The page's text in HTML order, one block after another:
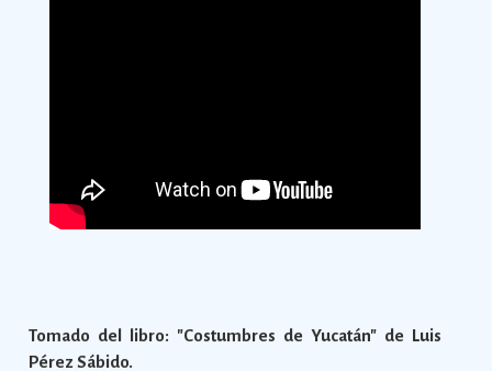
Tomado del libro: "Costumbres de Yucatán" de Luis
Pérez Sábido.